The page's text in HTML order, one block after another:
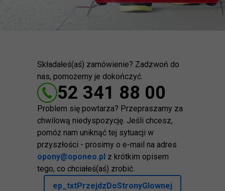
Składałeś(aś) zamówienie? Zadzwoń do
nas, pomożemy je dokończyć.
52 341 88 00
Problem się powtarza? Przepraszamy za
chwilową niedyspozycję. Jeśli chcesz,
pomóż nam uniknąć tej sytuacji w
przyszłości - prosimy o e-mail na adres
opony@oponeo.pl z krótkim opisem
tego, co chciałeś(aś) zrobić.
ep_txtPrzejdzDoStronyGlownej